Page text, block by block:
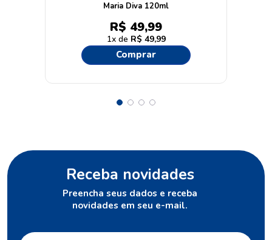
Maria Diva 120ml
R$ 49,99
1 R$ 49,99
Comprar
Receba novidades
Preencha seus dados e receba
novidades em seu e-mail.